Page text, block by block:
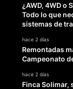
¿AWD, 4WD o
Todo lo que
sistemas de
hace 2 días
Remontadas
Campeonato
hace 2 días
Finca Solimar,